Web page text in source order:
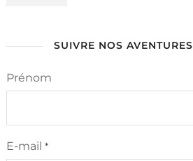
SUIVRE NOS AVENTURES
Prénom
E-mail *